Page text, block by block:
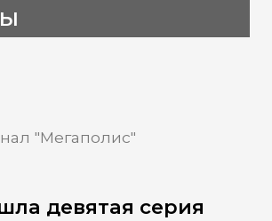
"Мегаполис"
девятая серия